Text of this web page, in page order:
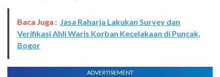
Baca Juga : Jasa Raharja Lakukan Survey dan
Verifikasi Ahli Waris Korban Kecelakaan di Puncak,
Bogor
ADVERTISEMENT